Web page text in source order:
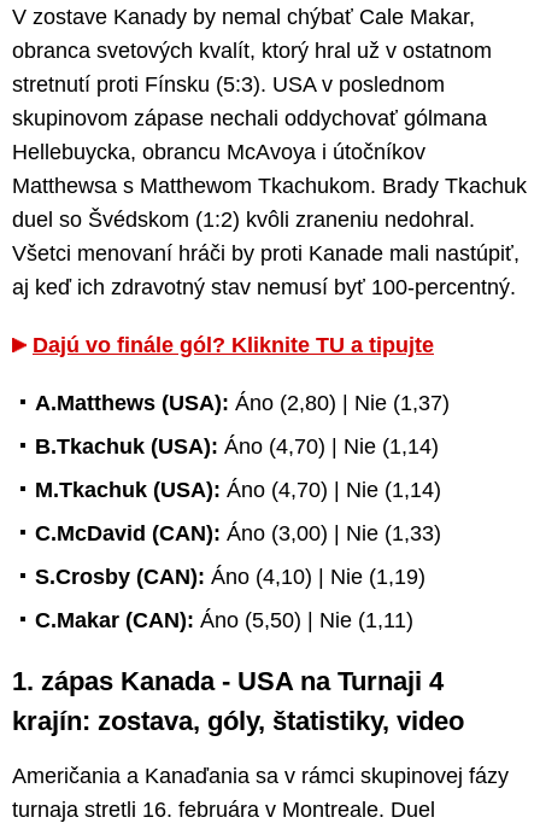
V zostave Kanady by nemal chýbať Cale Makar,
obranca svetových kvalít, ktorý hral už v ostatnom
stretnutí proti Fínsku (5:3). USA v poslednom
skupinovom zápase nechali oddychovať gólmana
Hellebuycka, obrancu McAvoya i útočníkov
Matthewsa s Matthewom Tkachukom. Brady Tkachuk
duel so Švédskom (1:2) kvôli zraneniu nedohral.
Všetci menovaní hráči by proti Kanade mali nastúpiť,
aj keď ich zdravotný stav nemusí byť 100-percentný.
Dajú vo finále gól? Kliknite TU a tipujte
A.Matthews (USA): Áno (2,80) | Nie (1,37)
B.Tkachuk (USA): Áno (4,70) | Nie (1,14)
M.Tkachuk (USA): Áno (4,70) | Nie (1,14)
C.McDavid (CAN): Áno (3,00) | Nie (1,33)
S.Crosby (CAN): Áno (4,10) | Nie (1,19)
C.Makar (CAN): Áno (5,50) | Nie (1,11)
1. zápas Kanada - USA na Turnaji 4
krajín: zostava, góly, štatistiky, video
Američania a Kanaďania sa v rámci skupinovej fázy
turnaja stretli 16. februára v Montreale. Duel